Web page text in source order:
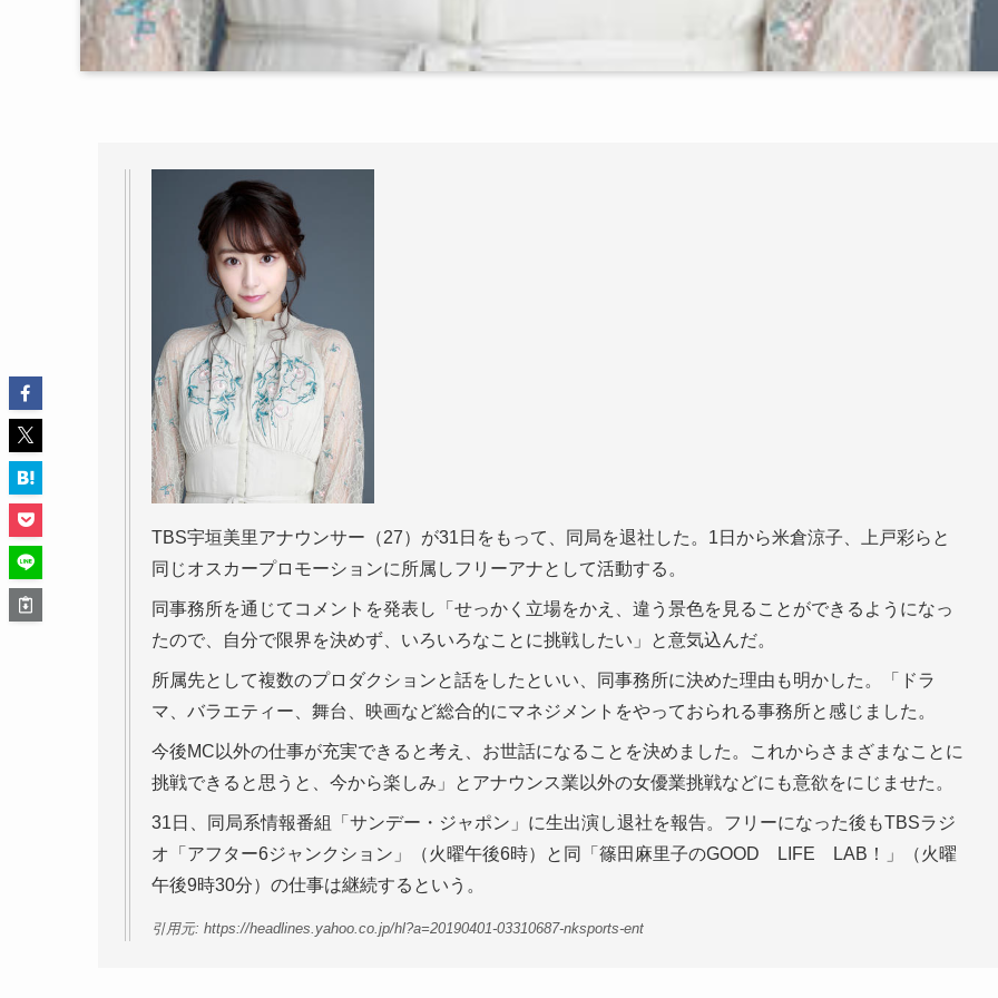
TBS宇垣美里アナウンサー（27）が31日をもって、同局を退社した。1日から米倉涼子、上戸彩らと
同じオスカープロモーションに所属しフリーアナとして活動する。
同事務所を通じてコメントを発表し「せっかく立場をかえ、違う景色を見ることができるようになっ
たので、自分で限界を決めず、いろいろなことに挑戦したい」と意気込んだ。
所属先として複数のプロダクションと話をしたといい、同事務所に決めた理由も明かした。「ドラ
マ、バラエティー、舞台、映画など総合的にマネジメントをやっておられる事務所と感じました。
今後MC以外の仕事が充実できると考え、お世話になることを決めました。これからさまざまなことに
挑戦できると思うと、今から楽しみ」とアナウンス業以外の女優業挑戦などにも意欲をにじませた。
31日、同局系情報番組「サンデー・ジャポン」に生出演し退社を報告。フリーになった後もTBSラジ
オ「アフター6ジャンクション」（火曜午後6時）と同「篠田麻里子のGOOD LIFE LAB！」（火曜
午後9時30分）の仕事は継続するという。
引用元: https://headlines.yahoo.co.jp/hl?a=20190401-03310687-nksports-ent